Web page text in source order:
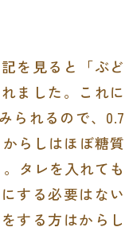
を見ると「ぶど
ました。これに
られるので、0.7
らしはほぼ糖質
タレを入れても
する必要はない
する方はからし